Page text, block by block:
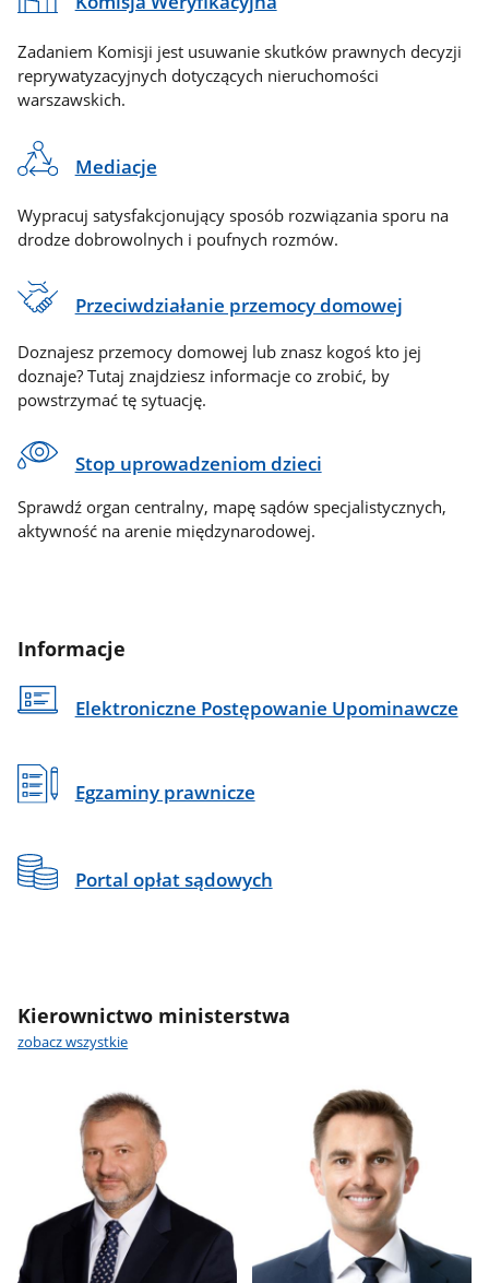
Zadaniem Komisji jest usuwanie skutków prawnych decyzji
reprywatyzacyjnych dotyczących nieruchomości
warszawskich.
Mediacje
Wypracuj satysfakcjonujący sposób rozwiązania sporu na
drodze dobrowolnych i poufnych rozmów.
Przeciwdziałanie przemocy domowej
Doznajesz przemocy domowej lub znasz kogoś kto jej
doznaje? Tutaj znajdziesz informacje co zrobić, by
powstrzymać tę sytuację.
Stop uprowadzeniom dzieci
Sprawdź organ centralny, mapę sądów specjalistycznych,
aktywność na arenie międzynarodowej.
Informacje
Elektroniczne Postępowanie Upominawcze
Egzaminy prawnicze
Portal opłat sądowych
Kierownictwo ministerstwa
zobacz wszystkie